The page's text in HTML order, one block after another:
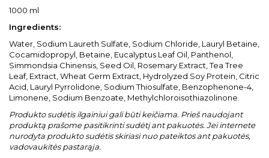
1000 ml
Ingredients:
Water, Sodium Laureth Sulfate, Sodium Chloride, Lauryl Betaine,
Cocamidopropyl, Betaine, Eucalyptus Leaf Oil, Panthenol,
Simmondsia Chinensis, Seed Oil, Rosemary Extract, Tea Tree
Leaf, Extract, Wheat Germ Extract, Hydrolyzed Soy Protein, Citric
Acid, Lauryl Pyrrolidone, Sodium Thiosulfate, Benzophenone-4,
Limonene, Sodium Benzoate, Methylchloroisothiazolinone.
Produkto sudėtis ilgainiui gali būti keičiama. Prieš naudojant
produktą prašome pasitikrinti sudėtį ant pakuotės. Jei internete
nurodyta produkto sudėtis skiriasi nuo pateiktos ant pakuotės,
vadovaukitės pastarąja.